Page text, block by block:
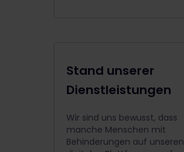
Stand unserer
Dienstleistungen
Wir sind uns bewusst, dass
manche Menschen mit
Behinderungen auf unseren